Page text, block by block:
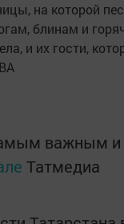
на которой
блинам и
и их гости,
важным и
Татмедиа